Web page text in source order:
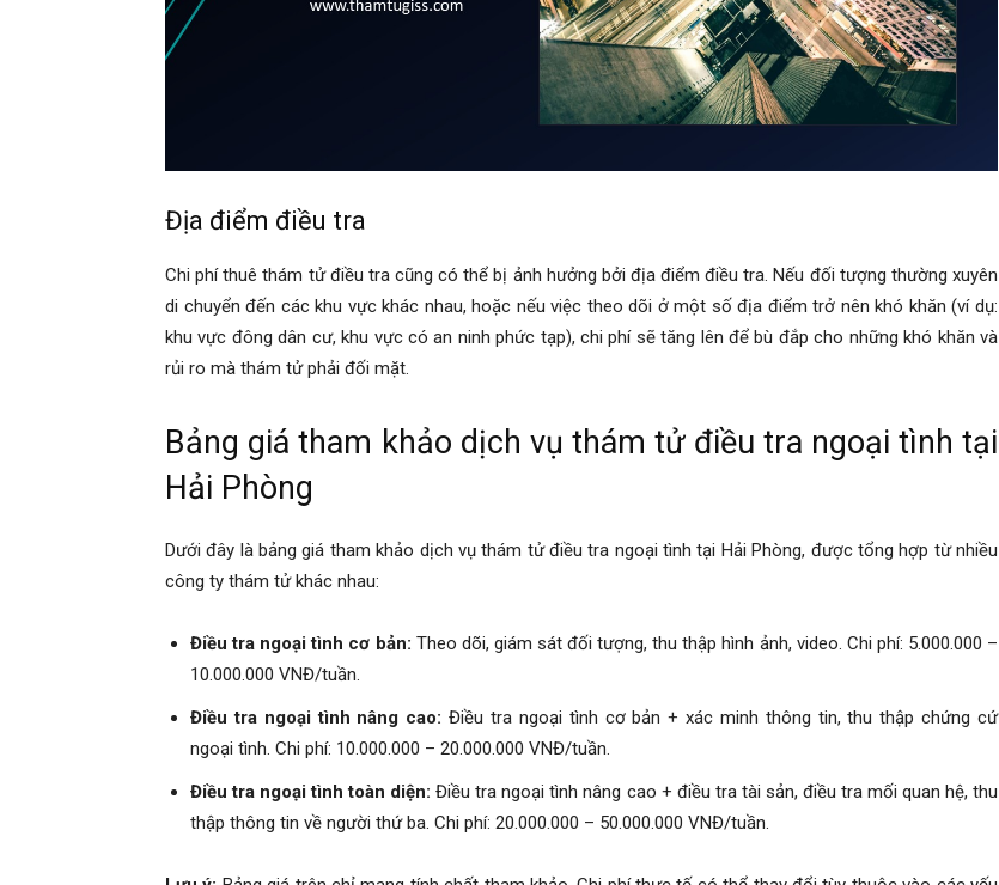
giss,
cong
ty
tham
tu
Giss
Địa điểm điều tra
Chi phí thuê thám tử điều tra cũng có thể bị ảnh hưởng bởi địa điểm điều tra. Nếu đối tượng thường xuyên
di chuyển đến các khu vực khác nhau, hoặc nếu việc theo dõi ở một số địa điểm trở nên khó khăn (ví dụ:
khu vực đông dân cư, khu vực có an ninh phức tạp), chi phí sẽ tăng lên để bù đắp cho những khó khăn và
rủi ro mà thám tử phải đối mặt.
Bảng giá tham khảo dịch vụ thám tử điều tra ngoại tình tại
Hải Phòng
Dưới đây là bảng giá tham khảo dịch vụ thám tử điều tra ngoại tình tại Hải Phòng, được tổng hợp từ nhiều
công ty thám tử khác nhau:
Điều tra ngoại tình cơ bản: Theo dõi, giám sát đối tượng, thu thập hình ảnh, video. Chi phí: 5.000.000 –
10.000.000 VNĐ/tuần.
Điều tra ngoại tình nâng cao: Điều tra ngoại tình cơ bản + xác minh thông tin, thu thập chứng cứ
ngoại tình. Chi phí: 10.000.000 – 20.000.000 VNĐ/tuần.
Điều tra ngoại tình toàn diện: Điều tra ngoại tình nâng cao + điều tra tài sản, điều tra mối quan hệ, thu
thập thông tin về người thứ ba. Chi phí: 20.000.000 – 50.000.000 VNĐ/tuần.